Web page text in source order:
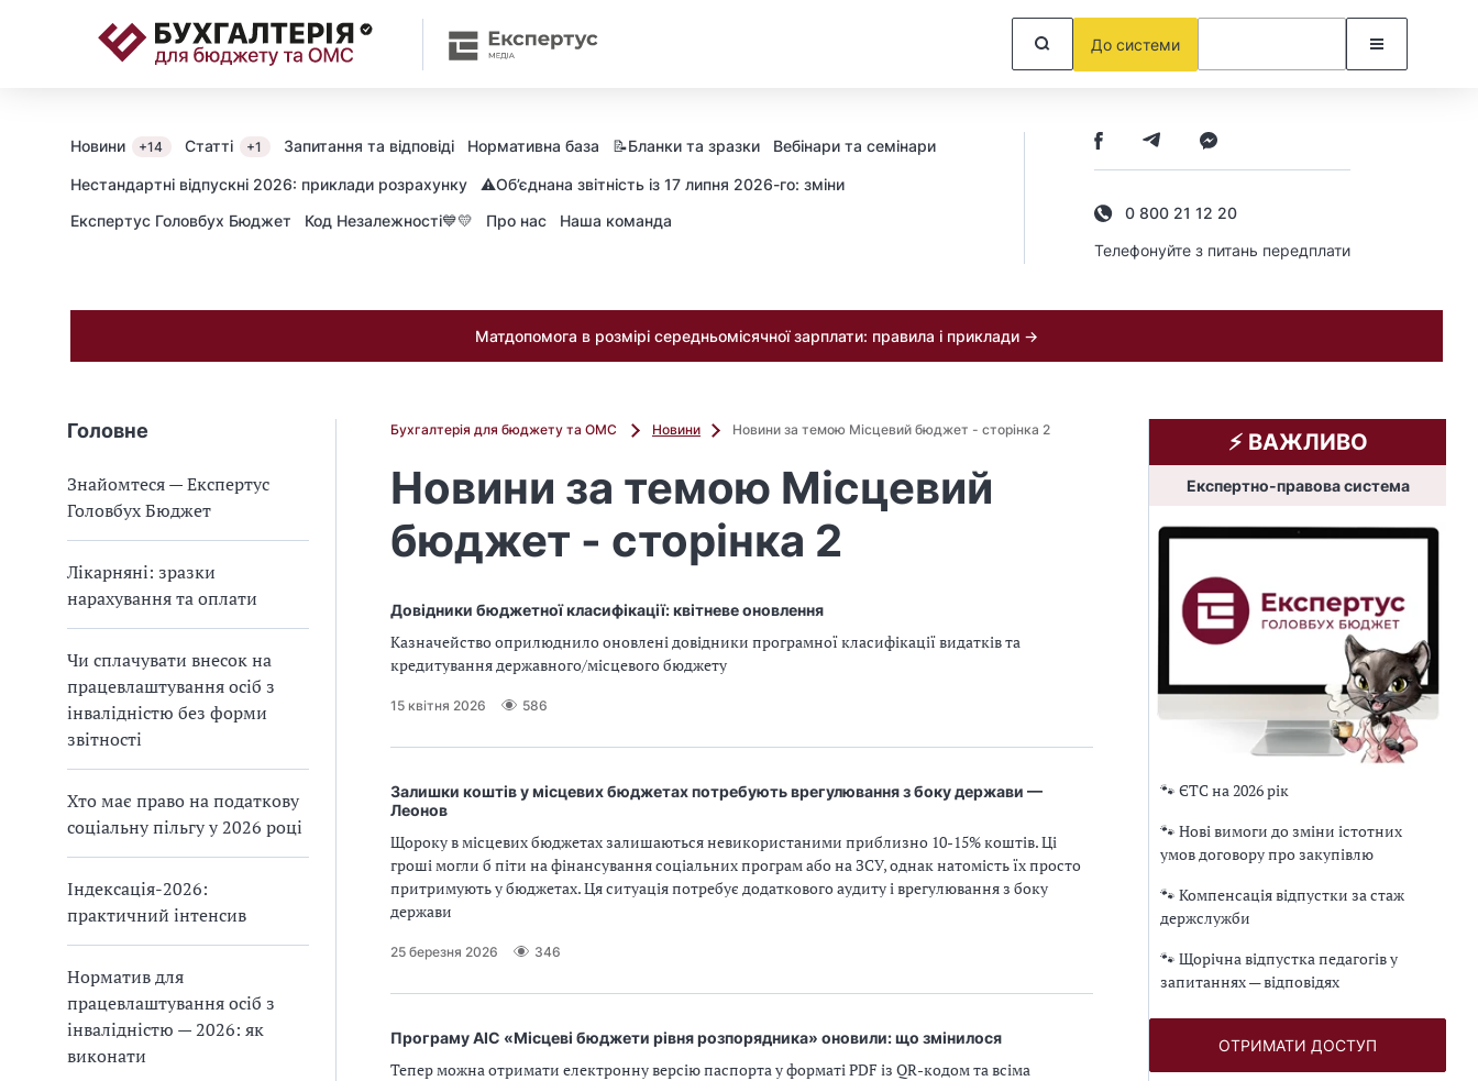
До системи
Новини +14 Статті +1 Запитання та відповіді Нормативна база 📝Бланки та зразки Вебінари та семінари
Нестандартні відпускні 2026: приклади розрахунку
⚠️Об’єднана звітність із 17 липня 2026-го: зміни
Експертус Головбух Бюджет
Код Незалежності💙💛 Про нас Наша команда
0 800 21 12 20
Телефонуйте з питань передплати
Матдопомога в розмірі середньомісячної зарплати: правила і приклади →
Головне
Знайомтеся — Експертус
Головбух Бюджет
Лікарняні: зразки
нарахування та оплати
Чи сплачувати внесок на
працевлаштування осіб з
інвалідністю без форми
звітності
Хто має право на податкову
соціальну пільгу у 2026 році
Індексація-2026:
практичний інтенсив
Норматив для
працевлаштування осіб з
інвалідністю — 2026: як
виконати
Бухгалтерія для бюджету та ОМС Новини Новини за темою Місцевий бюджет - сторінка 2
Новини за темою Місцевий
бюджет - сторінка 2
Довідники бюджетної класифікації: квітневе оновлення
Казначейство оприлюднило оновлені довідники програмної класифікації видатків та
кредитування державного/місцевого бюджету
15 квітня 2026 586
Залишки коштів у місцевих бюджетах потребують врегулювання з боку держави —
Леонов
Щороку в місцевих бюджетах залишаються невикористаними приблизно 10-15% коштів. Ці
гроші могли б піти на фінансування соціальних програм або на ЗСУ, однак натомість їх просто
притримують у бюджетах. Ця ситуація потребує додаткового аудиту і врегулювання з боку
держави
25 березня 2026 346
Програму АІС «Місцеві бюджети рівня розпорядника» оновили: що змінилося
Тепер можна отримати електронну версію паспорта у форматі PDF із QR-кодом та всіма
⚡️ ВАЖЛИВО
Експертно-правова система
🐾 ЄТС на 2026 рік
🐾 Нові вимоги до зміни істотних
умов договору про закупівлю
🐾 Компенсація відпустки за стаж
держслужби
🐾 Щорічна відпустка педагогів у
запитаннях — відповідях
ОТРИМАТИ ДОСТУП